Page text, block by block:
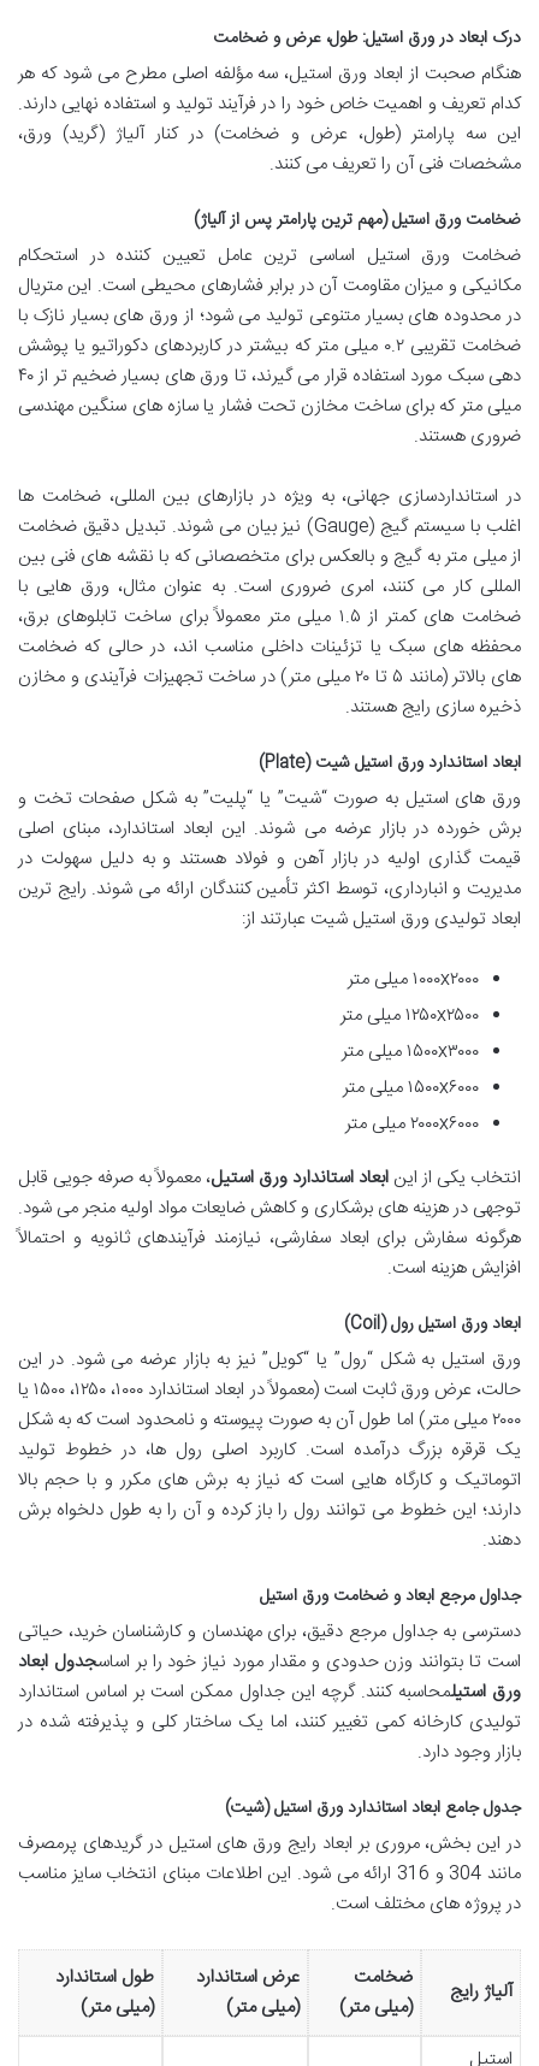
درک ابعاد در ورق استیل: طول، عرض و ضخامت
هنگام صحبت از ابعاد ورق استیل، سه مؤلفه اصلی مطرح می شود که هر
کدام تعریف و اهمیت خاص خود را در فرآیند تولید و استفاده نهایی دارند.
این سه پارامتر (طول، عرض و ضخامت) در کنار آلیاژ (گرید) ورق،
مشخصات فنی آن را تعریف می کنند.
ضخامت ورق استیل (مهم ترین پارامتر پس از آلیاژ)
ضخامت ورق استیل اساسی ترین عامل تعیین کننده در استحکام
مکانیکی و میزان مقاومت آن در برابر فشارهای محیطی است. این متریال
در محدوده های بسیار متنوعی تولید می شود؛ از ورق های بسیار نازک با
ضخامت تقریبی ۰.۲ میلی متر که بیشتر در کاربردهای دکوراتیو یا پوشش
دهی سبک مورد استفاده قرار می گیرند، تا ورق های بسیار ضخیم تر از ۴۰
میلی متر که برای ساخت مخازن تحت فشار یا سازه های سنگین مهندسی
ضروری هستند.
در استانداردسازی جهانی، به ویژه در بازارهای بین المللی، ضخامت ها
اغلب با سیستم گیج (Gauge) نیز بیان می شوند. تبدیل دقیق ضخامت
از میلی متر به گیج و بالعکس برای متخصصانی که با نقشه های فنی بین
المللی کار می کنند، امری ضروری است. به عنوان مثال، ورق هایی با
ضخامت های کمتر از ۱.۵ میلی متر معمولاً برای ساخت تابلوهای برق،
محفظه های سبک یا تزئینات داخلی مناسب اند، در حالی که ضخامت
های بالاتر (مانند ۵ تا ۲۰ میلی متر) در ساخت تجهیزات فرآیندی و مخازن
ذخیره سازی رایج هستند.
ابعاد استاندارد ورق استیل شیت (Plate)
ورق های استیل به صورت “شیت” یا “پلیت” به شکل صفحات تخت و
برش خورده در بازار عرضه می شوند. این ابعاد استاندارد، مبنای اصلی
قیمت گذاری اولیه در بازار آهن و فولاد هستند و به دلیل سهولت در
مدیریت و انبارداری، توسط اکثر تأمین کنندگان ارائه می شوند. رایج ترین
ابعاد تولیدی ورق استیل شیت عبارتند از:
۱۰۰۰x۲۰۰۰ میلی متر
۱۲۵۰x۲۵۰۰ میلی متر
۱۵۰۰x۳۰۰۰ میلی متر
۱۵۰۰x۶۰۰۰ میلی متر
۲۰۰۰x۶۰۰۰ میلی متر
انتخاب یکی از این ابعاد استاندارد ورق استیل، معمولاً به صرفه جویی قابل
توجهی در هزینه های برشکاری و کاهش ضایعات مواد اولیه منجر می شود.
هرگونه سفارش برای ابعاد سفارشی، نیازمند فرآیندهای ثانویه و احتمالاً
افزایش هزینه است.
ابعاد ورق استیل رول (Coil)
ورق استیل به شکل “رول” یا “کویل” نیز به بازار عرضه می شود. در این
حالت، عرض ورق ثابت است (معمولاً در ابعاد استاندارد ۱۰۰۰، ۱۲۵۰، ۱۵۰۰ یا
۲۰۰۰ میلی متر) اما طول آن به صورت پیوسته و نامحدود است که به شکل
یک قرقره بزرگ درآمده است. کاربرد اصلی رول ها، در خطوط تولید
اتوماتیک و کارگاه هایی است که نیاز به برش های مکرر و با حجم بالا
دارند؛ این خطوط می توانند رول را باز کرده و آن را به طول دلخواه برش
دهند.
جداول مرجع ابعاد و ضخامت ورق استیل
دسترسی به جداول مرجع دقیق، برای مهندسان و کارشناسان خرید، حیاتی
است تا بتوانند وزن حدودی و مقدار مورد نیاز خود را بر اساسجدول ابعاد
ورق استیلمحاسبه کنند. گرچه این جداول ممکن است بر اساس استاندارد
تولیدی کارخانه کمی تغییر کنند، اما یک ساختار کلی و پذیرفته شده در
بازار وجود دارد.
جدول جامع ابعاد استاندارد ورق استیل (شیت)
در این بخش، مروری بر ابعاد رایج ورق های استیل در گریدهای پرمصرف
مانند 304 و 316 ارائه می شود. این اطلاعات مبنای انتخاب سایز مناسب
در پروژه های مختلف است.
آلیاژ رایج
ضخامت
(میلی متر)
عرض استاندارد
(میلی متر)
طول استاندارد
(میلی متر)
استیل